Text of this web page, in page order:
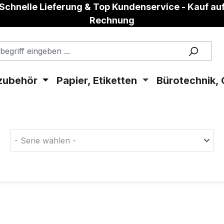
Lieferung & Top Kundenservice - Kauf
Rechnung
Papier, Etiketten Bürotechnik,
- Serie wählen -